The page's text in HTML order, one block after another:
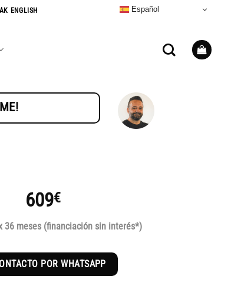
ENGLISH Español
609€
36 meses (financiación sin interés*)
POR WHATSAPP